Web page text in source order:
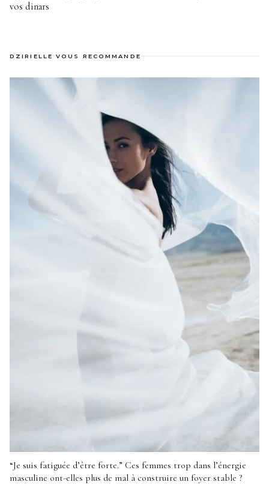
vos dinars
DZIRIELLE VOUS RECOMMANDE
“Je suis fatiguée d’être forte.” Ces femmes trop dans l’énergie
masculine ont-elles plus de mal à construire un foyer stable ?